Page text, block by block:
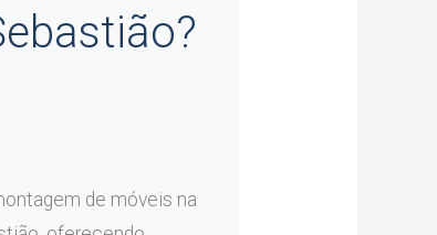
de móveis na